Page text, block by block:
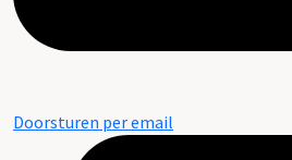
Doorsturen per email